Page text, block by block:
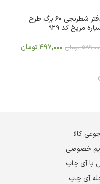
دفتر شطرنجی 60 برگ طرح
مریخ کد 929
تومان 497,000تومان
کالا
خصوصی
با آی چاپ
آی چاپ